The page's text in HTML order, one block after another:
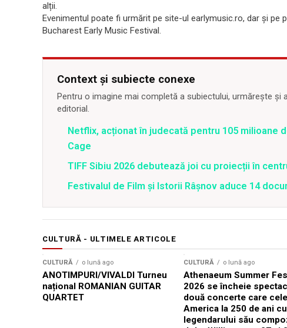
alții.
Evenimentul poate fi urmărit pe site-ul earlymusic.ro, dar și pe
Bucharest Early Music Festival.
Context și subiecte conexe
Pentru o imagine mai completă a subiectului, urmărește și
editorial.
Netflix, acționat în judecată pentru 105 milioane
Cage
TIFF Sibiu 2026 debutează joi cu proiecții în
Festivalul de Film şi Istorii Râşnov aduce 14
CULTURĂ - ULTIMELE ARTICOLE
CULTURĂ o lună ago
ANOTIMPURI/VIVALDI Turneu
național ROMANIAN GUITAR
QUARTET
CULTURĂ o lună ago
Athenaeum Summer
2026 se încheie
două concerte care
America la 250 de ani
legendarului său